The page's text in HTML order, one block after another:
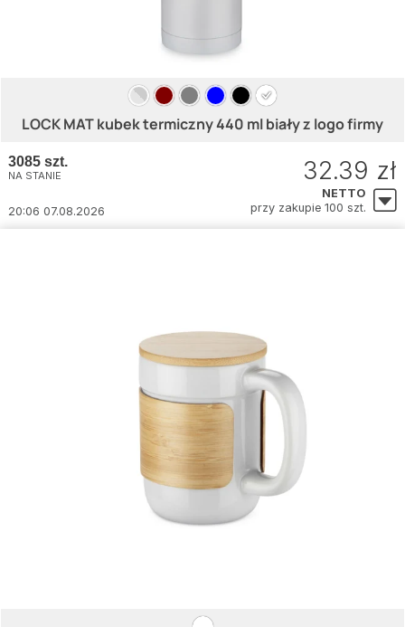
LOCK MAT kubek termiczny 440 ml biały z logo firmy
3085 szt.
NA STANIE
20:06 07.08.2026
32.39 zł
NETTO
przy zakupie 100 szt.